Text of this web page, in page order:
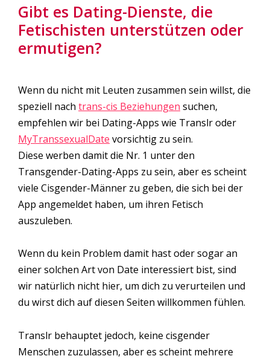
Gibt es Dating-Dienste, die
Fetischisten unterstützen oder
ermutigen?
Wenn du nicht mit Leuten zusammen sein willst, die
speziell nach trans-cis Beziehungen suchen,
empfehlen wir bei Dating-Apps wie Translr oder
MyTranssexualDate vorsichtig zu sein.
Diese werben damit die Nr. 1 unter den
Transgender-Dating-Apps zu sein, aber es scheint
viele Cisgender-Männer zu geben, die sich bei der
App angemeldet haben, um ihren Fetisch
auszuleben.
Wenn du kein Problem damit hast oder sogar an
einer solchen Art von Date interessiert bist, sind
wir natürlich nicht hier, um dich zu verurteilen und
du wirst dich auf diesen Seiten willkommen fühlen.
Translr behauptet jedoch, keine cisgender
Menschen zuzulassen, aber es scheint mehrere